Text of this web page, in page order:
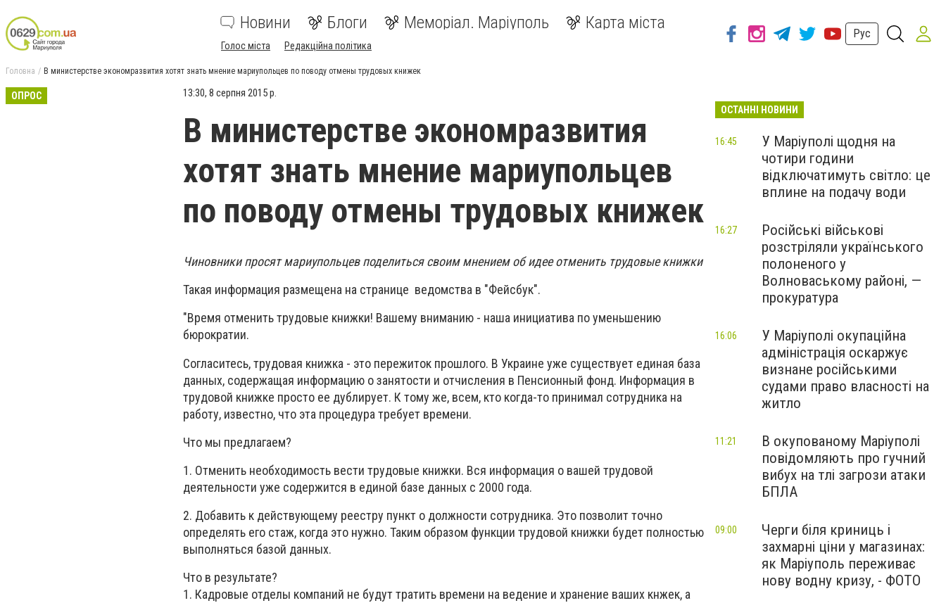
Новини Блоги Меморіал. Маріуполь Карта міста
Голос міста Редакційна політика
Рус
Головна В министерстве экономразвития хотят знать мнение мариупольцев по поводу отмены трудовых книжек
ОПРОС 13:30, 8 серпня 2015 р.
В министерстве экономразвития
хотят знать мнение мариупольцев
по поводу отмены трудовых книжек
Чиновники просят мариупольцев поделиться своим мнением об идее отменить трудовые книжки
Такая информация размещена на странице ведомства в "Фейсбук".
"Время отменить трудовые книжки! Вашему вниманию - наша инициатива по уменьшению
бюрократии.
Согласитесь, трудовая книжка - это пережиток прошлого. В Украине уже существует единая база
данных, содержащая информацию о занятости и отчисления в Пенсионный фонд. Информация в
трудовой книжке просто ее дублирует. К тому же, всем, кто когда-то принимал сотрудника на
работу, известно, что эта процедура требует времени.
Что мы предлагаем?
1. Отменить необходимость вести трудовые книжки. Вся информация о вашей трудовой
деятельности уже содержится в единой базе данных с 2000 года.
2. Добавить к действующему реестру пункт о должности сотрудника. Это позволит точно
определять его стаж, когда это нужно. Таким образом функции трудовой книжки будет полностью
выполняться базой данных.
Что в результате?
1. Кадровые отделы компаний не будут тратить времени на ведение и хранение ваших кнжек, а
ОСТАННІ НОВИНИ
У Маріуполі щодня на
чотири години
відключатимуть світло: це
вплине на подачу води
16:45
Російські військові
розстріляли українського
полоненого у
Волноваському районі, —
прокуратура
16:27
У Маріуполі окупаційна
адміністрація оскаржує
визнане російськими
судами право власності на
житло
16:06
В окупованому Маріуполі
повідомляють про гучний
вибух на тлі загрози атаки
БПЛА
11:21
Черги біля криниць і
захмарні ціни у магазинах:
як Маріуполь переживає
нову водну кризу, - ФОТО
09:00